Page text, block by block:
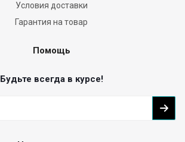
Условия доставки
Гарантия на товар
Помощь
Будьте всегда в курсе!